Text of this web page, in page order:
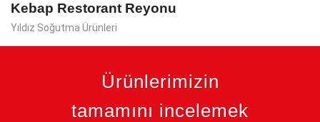
Kebap Restorant Reyonu
Yıldız Soğutma Ürünleri
Ürünlerimizin
tamamını incelemek